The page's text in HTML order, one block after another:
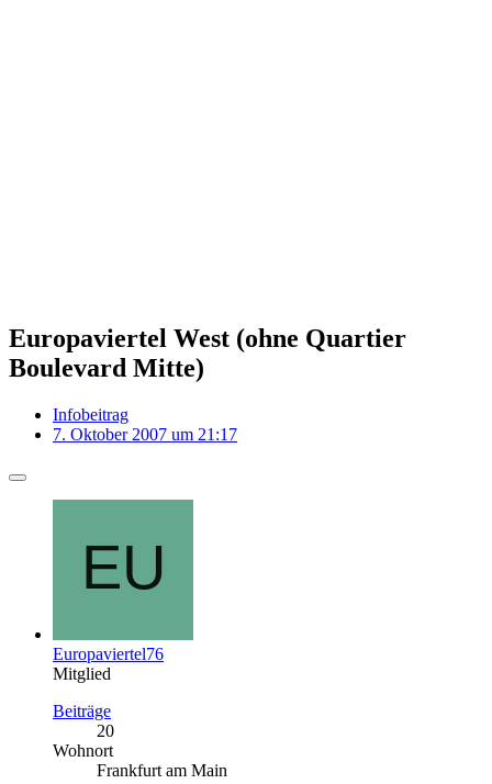
Europaviertel West (ohne Quartier
Boulevard Mitte)
Infobeitrag
7. Oktober 2007 um 21:17
Europaviertel76
Mitglied
Beiträge
20
Wohnort
Frankfurt am Main